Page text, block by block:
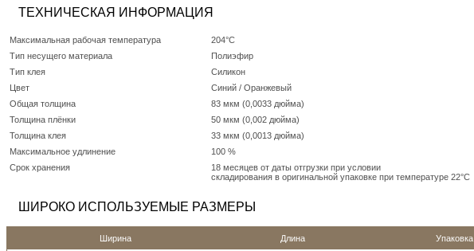
ТЕХНИЧЕСКАЯ ИНФОРМАЦИЯ
Максимальная рабочая температура
204°C
Тип несущего материала
Полиэфир
Тип клея
Силикон
Цвет
Синий / Оранжевый
Общая толщина
83 мкм (0,0033 дюйма)
Толщина плёнки
50 мкм (0,002 дюйма)
Толщина клея
33 мкм (0,0013 дюйма)
Максимальное удлинение
100 %
Срок хранения
18 месяцев от даты отгрузки при условии
складирования в оригинальной упаковке при температуре 22°C
ШИРОКО ИСПОЛЬЗУЕМЫЕ РАЗМЕРЫ
Ширина Длина Упаковка